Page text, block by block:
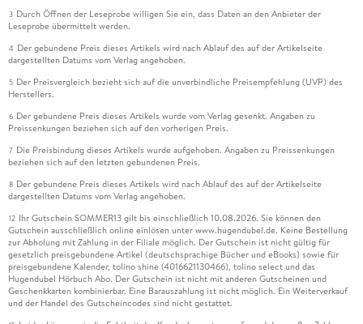
3 Durch Öffnen der Leseprobe willigen Sie ein, dass Daten an den Anbieter der
Leseprobe übermittelt werden.
4 Der gebundene Preis dieses Artikels wird nach Ablauf des auf der Artikelseite
dargestellten Datums vom Verlag angehoben.
5 Der Preisvergleich bezieht sich auf die unverbindliche Preisempfehlung (UVP) des
Herstellers.
6 Der gebundene Preis dieses Artikels wurde vom Verlag gesenkt. Angaben zu
Preissenkungen beziehen sich auf den vorherigen Preis.
7 Die Preisbindung dieses Artikels wurde aufgehoben. Angaben zu Preissenkungen
beziehen sich auf den letzten gebundenen Preis.
8 Der gebundene Preis dieses Artikels wird nach Ablauf des auf der Artikelseite
dargestellten Datums vom Verlag angehoben.
12 Ihr Gutschein SOMMER13 gilt bis einschließlich 10.08.2026. Sie können den
Gutschein ausschließlich online einlösen unter www.hugendubel.de. Keine Bestellung
zur Abholung mit Zahlung in der Filiale möglich. Der Gutschein ist nicht gültig für
gesetzlich preisgebundene Artikel (deutschsprachige Bücher und eBooks) sowie für
preisgebundene Kalender, tolino shine (4016621130466), tolino select und das
Hugendubel Hörbuch Abo. Der Gutschein ist nicht mit anderen Gutscheinen und
Geschenkkarten kombinierbar. Eine Barauszahlung ist nicht möglich. Ein Weiterverkauf
und der Handel des Gutscheincodes sind nicht gestattet.